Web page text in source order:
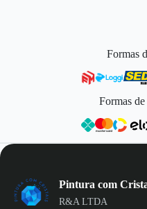
Formas
Formas
Pintura com
R&A LTDA